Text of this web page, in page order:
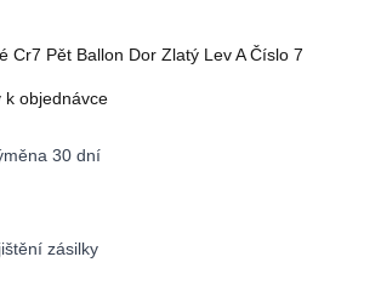
Cr7 Pět Ballon Dor Zlatý Lev A Číslo 7
k objednávce
30 dní
zásilky